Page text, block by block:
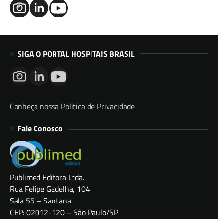
SIGA O PORTAL HOSPITAIS BRASIL
Conheça nossa Política de Privacidade
Fale Conosco
Publimed Editora Ltda.
Rua Felipe Gadelha, 104
Sala 55 – Santana
CEP: 02012-120 – São Paulo/SP